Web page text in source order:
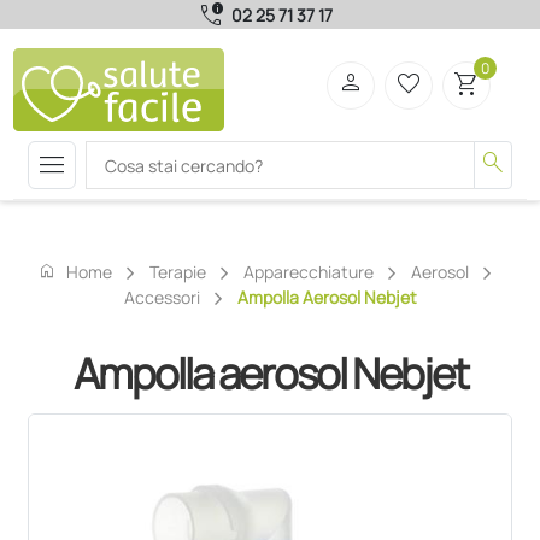
call_quality 02 25 71 37 17
menu search
person favorite_border shopping_cart0
home Home Terapie Apparecchiature
Aerosol
Accessori
Ampolla Aerosol Nebjet
Ampolla aerosol Nebjet